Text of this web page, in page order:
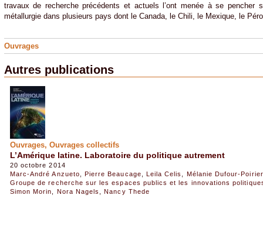
travaux de recherche précédents et actuels l’ont menée à se pencher
métallurgie dans plusieurs pays dont le Canada, le Chili, le Mexique, le
Ouvrages
Autres publications
Ouvrages, Ouvrages collectifs
L’Amérique latine. Laboratoire du politique autrement
20 octobre 2014
Marc-André Anzueto
Pierre Beaucage Leila Celis Mélanie Dufour-Poirier
Groupe de recherche sur les espaces publics et les innovations
Simon Morin
Nora Nagels ,Nancy Thede